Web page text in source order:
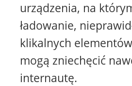
urządzenia, na
ładowanie,
klikalnych
mogą zniechęcić
internautę.